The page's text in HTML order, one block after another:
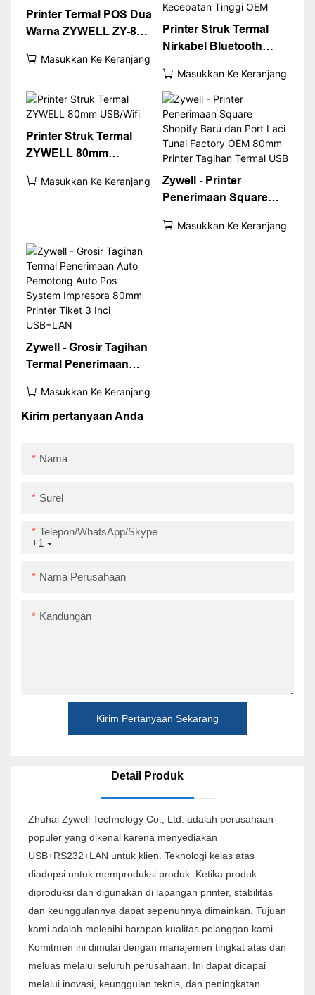
Printer Termal POS Dua
Warna ZYWELL ZY-862
Masukkan Ke Keranjang
Printer Struk Termal
Nirkabel Bluetooth
Printer POS Kecepatan
Tinggi OEM
Masukkan Ke Keranjang
Printer Struk Termal
ZYWELL 80mm
Masukkan Ke Keranjang
Zywell - Printer
Penerimaan Square
Laci Tunai Factory OEM
Masukkan Ke Keranjang
Zywell - Grosir Tagihan
Termal Penerimaan
Pos System Impresora
80mm Printer Tiket 3
Masukkan Ke Keranjang
Kirim pertanyaan Anda
Nama
Surel
+1
Telepon/WhatsApp/Skype
Nama Perusahaan
Kandungan
Kirim Pertanyaan Sekarang
Detail Produk
Zhuhai Zywell Technology Co., Ltd. adalah perusahaan
populer yang dikenal karena menyediakan
USB+RS232+LAN untuk klien. Teknologi kelas atas
diadopsi untuk memproduksi produk. Ketika produk
diproduksi dan digunakan di lapangan printer, stabilitas
dan keunggulannya dapat sepenuhnya dimainkan. Tujuan
kami adalah melebihi harapan kualitas pelanggan kami.
Komitmen ini dimulai dengan manajemen tingkat atas dan
meluas melalui seluruh perusahaan. Ini dapat dicapai
melalui inovasi, keunggulan teknis, dan peningkatan